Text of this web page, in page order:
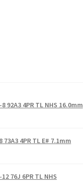
92A3 4PR TL NHS 16.0mm
73A3 4PR TL E# 7.1mm
76J 6PR TL NHS